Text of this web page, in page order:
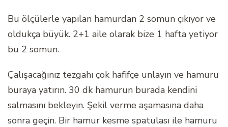
Bu ölçülerle yapılan hamurdan 2 somun çıkıyor ve
oldukça büyük. 2+1 aile olarak bize 1 hafta yetiyor
bu 2 somun.
Çalışacağınız tezgahı çok hafifçe unlayın ve hamuru
buraya yatırın. 30 dk hamurun burada kendini
salmasını bekleyin. Şekil verme aşamasına daha
sonra geçin. Bir hamur kesme spatulası ile hamuru